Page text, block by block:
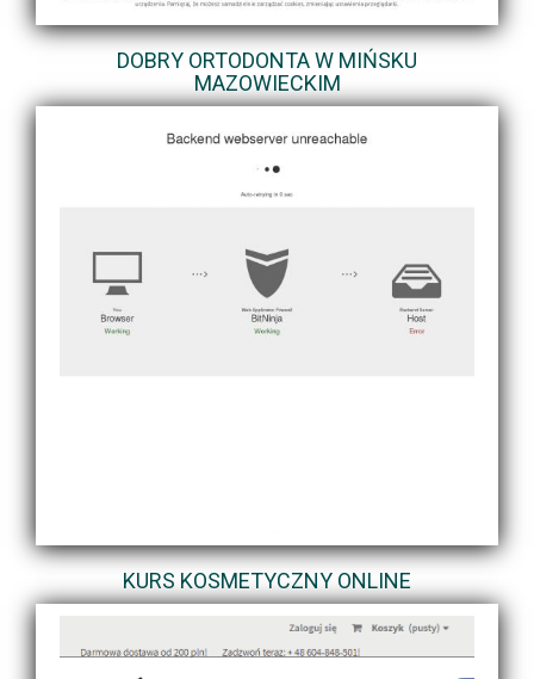
DOBRY ORTODONTA W MIŃSKU
MAZOWIECKIM
KURS KOSMETYCZNY ONLINE